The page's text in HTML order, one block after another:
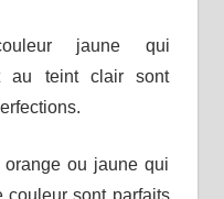
jaune qui
au teint clair sont
orange ou jaune qui
couleur sont parfaits